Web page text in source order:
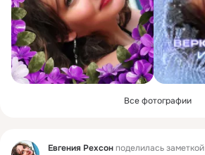
Все фотографии
Фид Евгения Рехсонподелилась заметкой